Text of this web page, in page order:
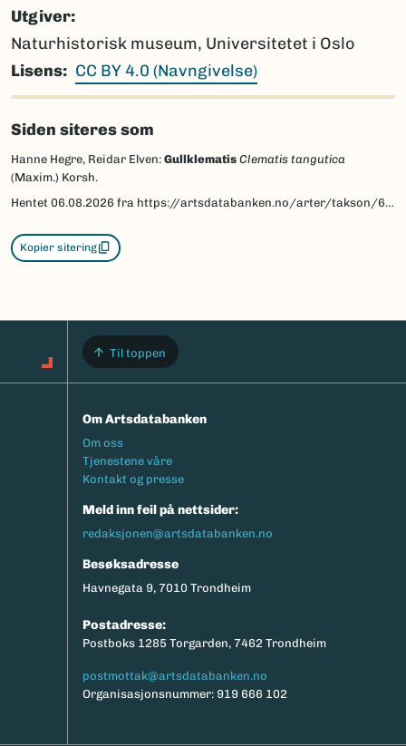
Utgiver
Naturhistorisk museum, Universitetet i Oslo
Lisens
CC BY 4.0 (Navngivelse)
Siden siteres som
Hanne Hegre, Reidar Elven: Gullklematis Clematis tangutica
(Maxim.) Korsh.
Hentet 06.08.2026 fra https://artsdatabanken.no/arter/takson/63064/beskrivelse
Kopier sitering
Til toppen
Om Artsdatabanken
Footermeny
Om oss
Tjenestene våre
Kontakt og presse
Meld inn feil på nettsider:
redaksjonen@artsdatabanken.no
Besøksadresse
Havnegata 9, 7010 Trondheim
Postadresse:
Postboks 1285 Torgarden, 7462 Trondheim
postmottak@artsdatabanken.no
Organisasjonsnummer: 919 666 102